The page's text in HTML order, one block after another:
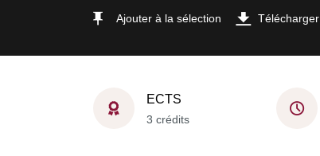
Ajouter à la sélection Télécharger
ECTS
3 crédits